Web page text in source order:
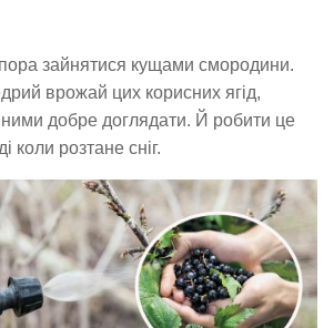
зайнятися кущами смородини.
врожай цих корисних ягід,
ними добре доглядати. Й робити це
коли розтане сніг.